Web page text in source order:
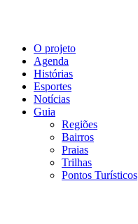
O projeto
Agenda
Histórias
Esportes
Notícias
Guia
Regiões
Bairros
Praias
Trilhas
Pontos Turísticos